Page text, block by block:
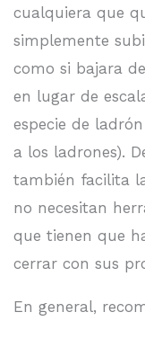
cualquiera que
simplemente
como si bajara
en lugar de
especie de
a los ladrones).
también facilita
no necesitan
que tienen que
cerrar con sus
En general,